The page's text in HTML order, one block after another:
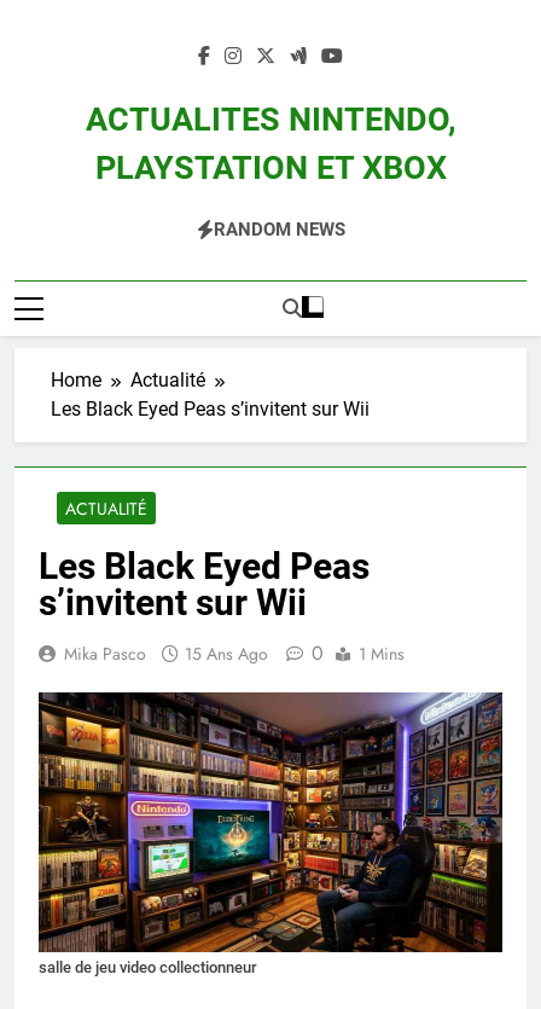
ACTUALITES NINTENDO,
PLAYSTATION ET XBOX
Zelda, Splatoon, Pokemon Entre Autres
RANDOM NEWS
Home
Actualité
Les Black Eyed Peas s’invitent sur Wii
ACTUALITÉ
Les Black Eyed Peas
s’invitent sur Wii
Mika Pasco 15 Ans Ago 0 1 Mins
salle de jeu video collectionneur